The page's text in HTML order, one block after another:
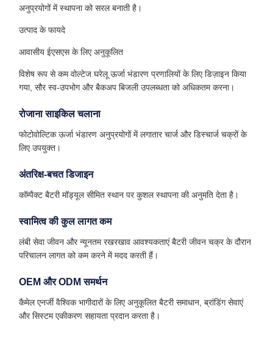
अनुप्रयोगों में स्थापना को सरल बनाती है।
उत्पाद के फायदे
आवासीय ईएसएस के लिए अनुकूलित
विशेष रूप से कम वोल्टेज घरेलू ऊर्जा भंडारण प्रणालियों के लिए डिज़ाइन किया
गया, सौर स्व-उपभोग और बैकअप बिजली उपलब्धता को अधिकतम करना।
रोजाना साइकिल चलाना
फोटोवोल्टिक ऊर्जा भंडारण अनुप्रयोगों में लगातार चार्ज और डिस्चार्ज चक्रों के
लिए उपयुक्त।
अंतरिक्ष-बचत डिजाइन
कॉम्पैक्ट बैटरी मॉड्यूल सीमित स्थान पर कुशल स्थापना की अनुमति देता है।
स्वामित्व की कुल लागत कम
लंबी सेवा जीवन और न्यूनतम रखरखाव आवश्यकताएं बैटरी जीवन चक्र के दौरान
परिचालन लागत को कम करने में मदद करती हैं।
OEM और ODM समर्थन
कैमेल एनर्जी वैश्विक भागीदारों के लिए अनुकूलित बैटरी समाधान, ब्रांडिंग सेवाएं
और सिस्टम एकीकरण सहायता प्रदान करता है।